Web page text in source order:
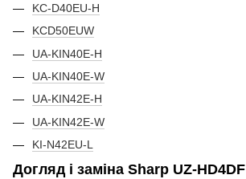
KC-D40EU-H
KCD50EUW
UA-KIN40E-H
UA-KIN40E-W
UA-KIN42E-H
UA-KIN42E-W
KI-N42EU-L
Догляд і заміна Sharp UZ-HD4DF